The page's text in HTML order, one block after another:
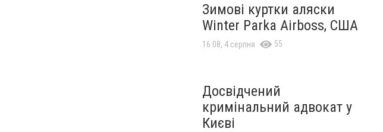
Зимові куртки аляски
Winter Parka Airboss, США
16:08, 4 серпня 55
Досвідчений
кримінальний адвокат у
Києві